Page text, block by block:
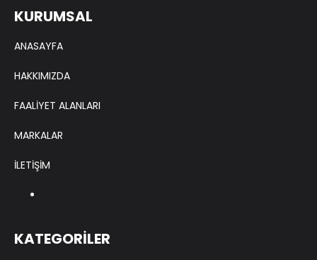
KURUMSAL
ANASAYFA
HAKKIMIZDA
FAALİYET ALANLARI
MARKALAR
İLETİŞİM
KATEGORİLER